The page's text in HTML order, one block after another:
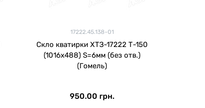
17222.45.138-01
Скло кватирки ХТЗ-17222 Т-150
(1016х488) S=6мм (без отв.)
(Гомель)
950.00 грн.